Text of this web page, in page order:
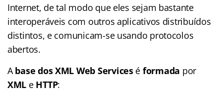
Internet, de tal modo que eles sejam bastante
interoperáveis com outros aplicativos distribuídos
distintos, e comunicam-se usando protocolos
abertos.
Abase dos XML Web Servicesé formada por
XML e HTTP: